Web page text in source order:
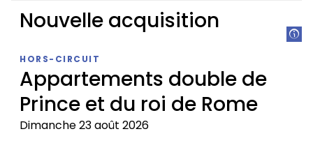
Nouvelle acquisition
acquisition
Appartements double de
Prince et du roi de Rome
Dimanche 23 août 2026
HORS-CIRCUIT